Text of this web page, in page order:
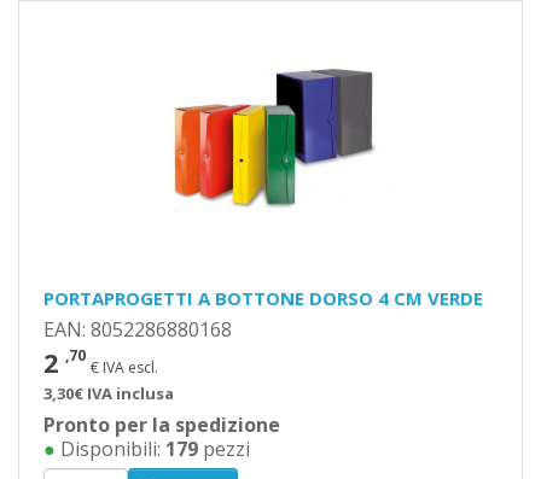
PORTAPROGETTI A BOTTONE DORSO 4 CM VERDE
EAN: 8052286880168
2 ,70
€ IVA escl.
3,30€ IVA inclusa
Pronto per la spedizione
● Disponibili: 179 pezzi